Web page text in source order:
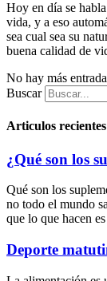
Hoy en día se
vida, y a eso
sea cual sea su
buena calidad de
No hay más
Buscar
Articulos recientes
¿Qué son los
Qué son los
no todo el mundo
que lo que hacen
Deporte